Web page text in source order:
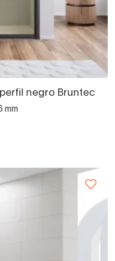
negro Bruntec
mm